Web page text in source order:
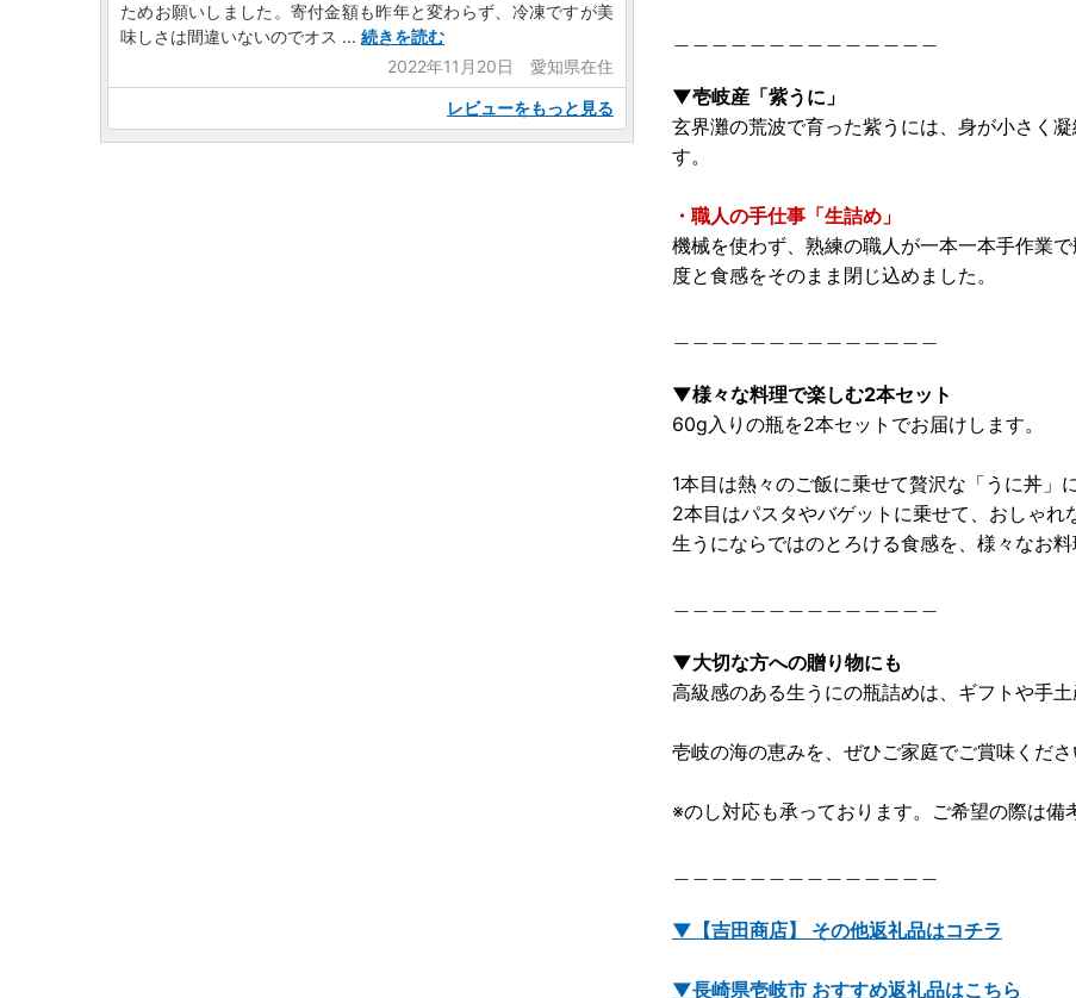
▼壱岐産「紫うに」
玄界灘の荒波で育った紫うには、身が小さく
す。
・職人の手仕事「生詰め」
機械を使わず、熟練の職人が一本一本手作業
度と食感をそのまま閉じ込めました。
▼様々な料理で楽しむ2本セット
60g入りの瓶を2本セットでお届けします。
1本目は熱々のご飯に乗せて贅沢な「うに丼」に
2本目はパスタやバゲットに乗せて、おしゃれ
生うにならではのとろける食感を、様々なお料
▼大切な方への贈り物にも
高級感のある生うにの瓶詰めは、ギフトや手土
壱岐の海の恵みを、ぜひご家庭でご賞味くださ
※のし対応も承っております。ご希望の際は備
▼【吉田商店】 その他返礼品はコチラ
▼長崎県壱岐市 おすすめ返礼品はこちら
ためお願いしました。寄付金額も昨年と変わらず、冷凍ですが美
味しさは間違いないのでオス ... 続きを読む
2022年11月20日 愛知県在住
レビューをもっと見る